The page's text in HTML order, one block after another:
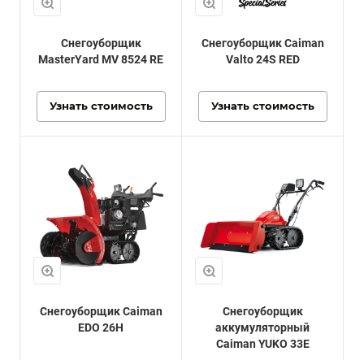
Снегоуборщик
MasterYard MV 8524 RE
Узнать стоимость
Снегоуборщик Caiman
Valto 24S RED
Узнать стоимость
Снегоуборщик Caiman
EDO 26H
Снегоуборщик
аккумуляторный
Caiman YUKO 33E